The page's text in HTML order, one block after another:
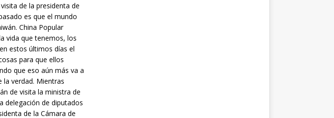
de la presidenta de
es que el mundo
China Popular
vida que tenemos, los
estos últimos días el
para que ellos
que eso aún más va a
la verdad. Mientras
de visita la ministra de
delegación de diputados
de la Cámara de